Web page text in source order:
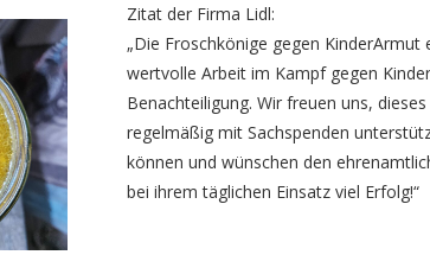
Zitat der Firma Lidl:
„Die Froschkönige gegen KinderArmut
wertvolle Arbeit im Kampf gegen
Benachteiligung. Wir freuen uns,
regelmäßig mit Sachspenden
können und wünschen den
bei ihrem täglichen Einsatz viel Erfolg!“